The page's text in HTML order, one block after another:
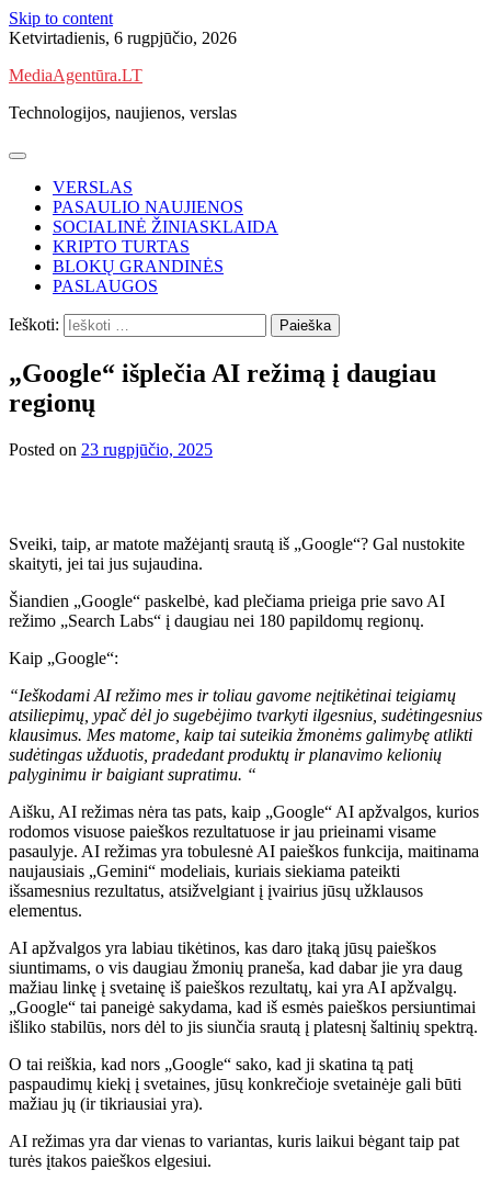
Skip to content
Ketvirtadienis, 6 rugpjūčio, 2026
MediaAgentūra.LT
Technologijos, naujienos, verslas
VERSLAS
PASAULIO NAUJIENOS
SOCIALINĖ ŽINIASKLAIDA
KRIPTO TURTAS
BLOKŲ GRANDINĖS
PASLAUGOS
Ieškoti:
„Google“ išplečia AI režimą į daugiau
regionų
Posted on 23 rugpjūčio, 2025
Sveiki, taip, ar matote mažėjantį srautą iš „Google“? Gal nustokite
skaityti, jei tai jus sujaudina.
Šiandien „Google“ paskelbė, kad plečiama prieiga prie savo AI
režimo „Search Labs“ į daugiau nei 180 papildomų regionų.
Kaip „Google“:
“Ieškodami AI režimo mes ir toliau gavome neįtikėtinai teigiamų
atsiliepimų, ypač dėl jo sugebėjimo tvarkyti ilgesnius, sudėtingesnius
klausimus. Mes matome, kaip tai suteikia žmonėms galimybę atlikti
sudėtingas užduotis, pradedant produktų ir planavimo kelionių
palyginimu ir baigiant supratimu. “
Aišku, AI režimas nėra tas pats, kaip „Google“ AI apžvalgos, kurios
rodomos visuose paieškos rezultatuose ir jau prieinami visame
pasaulyje. AI režimas yra tobulesnė AI paieškos funkcija, maitinama
naujausiais „Gemini“ modeliais, kuriais siekiama pateikti
išsamesnius rezultatus, atsižvelgiant į įvairius jūsų užklausos
elementus.
AI apžvalgos yra labiau tikėtinos, kas daro įtaką jūsų paieškos
siuntimams, o vis daugiau žmonių praneša, kad dabar jie yra daug
mažiau linkę į svetainę iš paieškos rezultatų, kai yra AI apžvalgų.
„Google“ tai paneigė sakydama, kad iš esmės paieškos persiuntimai
išliko stabilūs, nors dėl to jis siunčia srautą į platesnį šaltinių spektrą.
O tai reiškia, kad nors „Google“ sako, kad ji skatina tą patį
paspaudimų kiekį į svetaines, jūsų konkrečioje svetainėje gali būti
mažiau jų (ir tikriausiai yra).
AI režimas yra dar vienas to variantas, kuris laikui bėgant taip pat
turės įtakos paieškos elgesiui.